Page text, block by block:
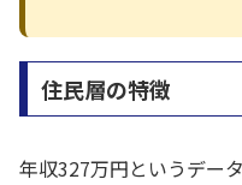
住民層の特徴
年収327万円というデー